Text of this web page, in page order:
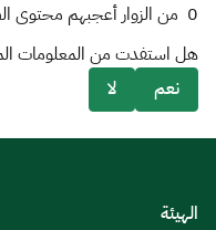
0 من الزوار أعجبهم
هل استفدت من المعلومات
نعم
لا
الهيئة